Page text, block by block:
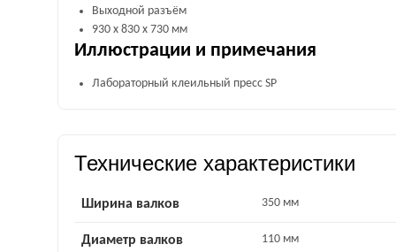
Выходной разъём
930 x 830 x 730 мм
Иллюстрации и примечания
Лабораторный клеильный пресс SP
Технические характеристики
Ширина валков 350 мм
Диаметр валков 110 мм